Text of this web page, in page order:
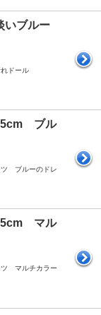
ブルー
ドール
ブル
ツ ブルーのドレ
マル
ツ マルチカラー